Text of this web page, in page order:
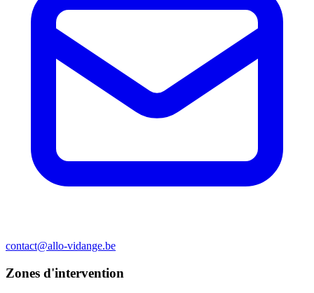
contact@allo-vidange.be
Zones d'intervention